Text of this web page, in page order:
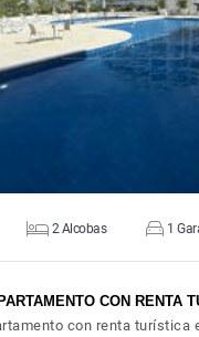
VER DETALLES
2 Alcobas 1
CON RENTA
con renta turística